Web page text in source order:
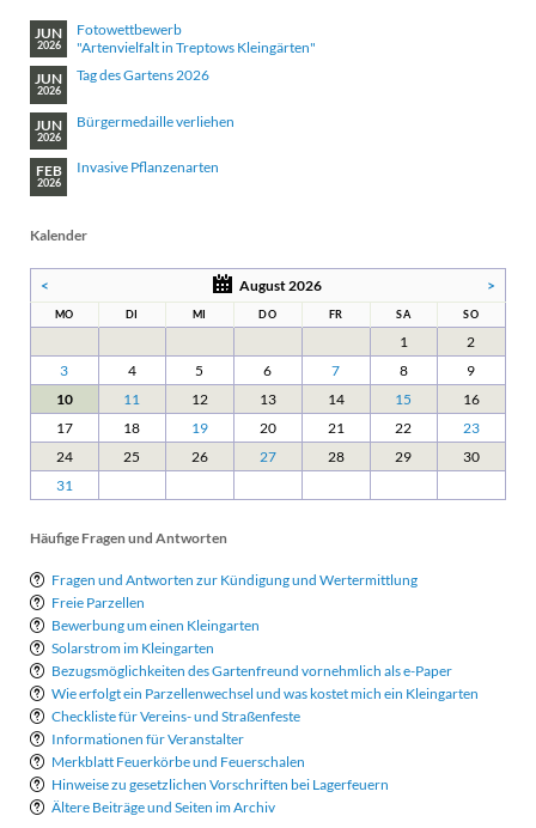
JUN
2026
Fotowettbewerb
"Artenvielfalt in Treptows Kleingärten"
JUN
2026
Tag des Gartens 2026
JUN
2026
Bürgermedaille verliehen
FEB
2026
Invasive Pflanzenarten
Kalender
< August 2026 >
MO DI MI DO FR SA SO
1
2
3
4 5 6 7 8
9
10
11 12 13 14 15
16
17
18 19 20 21 22
23
24
25 26 27 28 29
30
31
Häufige Fragen und Antworten
Fragen und Antworten zur Kündigung und Wertermittlung
Freie Parzellen
Bewerbung um einen Kleingarten
Solarstrom im Kleingarten
Bezugsmöglichkeiten des Gartenfreund vornehmlich als e-Paper
Wie erfolgt ein Parzellenwechsel und was kostet mich ein Kleingarten
Checkliste für Vereins- und Straßenfeste
Informationen für Veranstalter
Merkblatt Feuerkörbe und Feuerschalen
Hinweise zu gesetzlichen Vorschriften bei Lagerfeuern
Ältere Beiträge und Seiten im Archiv